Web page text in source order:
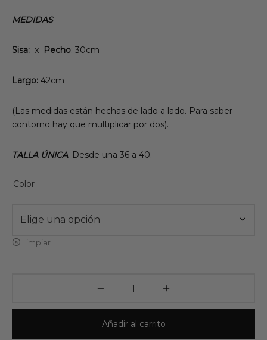
MEDIDAS
Sisa: x Pecho: 30cm
Largo: 42cm
(Las medidas están hechas de lado a lado. Para saber
contorno hay que multiplicar por dos).
TALLA ÚNICA: Desde una 36 a 40.
Color
Limpiar
Añadir al carrito